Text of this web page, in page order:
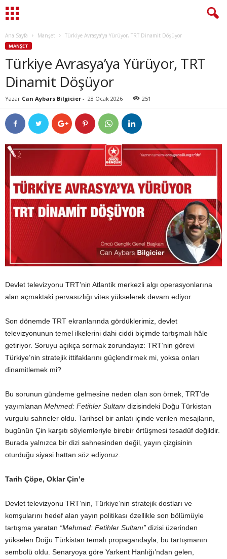
Ana Sayfa Manşet Türkiye Avrasya’ya Yürüyor, TRT Dinamit Döşüyor
MANŞET
Türkiye Avrasya’ya Yürüyor, TRT
Dinamit Döşüyor
Yazar Can Aybars Bilgicier - 28 Ocak 2026 251
Devlet televizyonu TRT’nin Atlantik merkezli algı operasyonlarına
alan açmaktaki pervasızlığı vites yükselerek devam ediyor.
Son dönemde TRT ekranlarında gördüklerimiz, devlet
televizyonunun temel ilkelerini dahi ciddi biçimde tartışmalı hâle
getiriyor. Soruyu açıkça sormak zorundayız: TRT’nin görevi
Türkiye’nin stratejik ittifaklarını güçlendirmek mi, yoksa onları
dinamitlemek mi?
Bu sorunun gündeme gelmesine neden olan son örnek, TRT’de
yayımlanan Mehmed: Fetihler Sultanı dizisindeki Doğu Türkistan
vurgulu sahneler oldu. Tarihsel bir anlatı içinde verilen mesajların,
bugünün Çin karşıtı söylemleriyle birebir örtüşmesi tesadüf değildir.
Burada yalnızca bir dizi sahnesinden değil, yayın çizgisinin
oturduğu siyasi hattan söz ediyoruz.
Tarih Çöpe, Oklar Çin’e
Devlet televizyonu TRT’nin, Türkiye’nin stratejik dostları ve
komşularını hedef alan yayın politikası özellikle son bölümüyle
tartışma yaratan “Mehmed: Fetihler Sultanı” dizisi üzerinden
yükselen Doğu Türkistan temalı propagandayla, bu tartışmanın
sembolü oldu. Senaryoya göre Yarkent Hanlığı’ndan gelen,